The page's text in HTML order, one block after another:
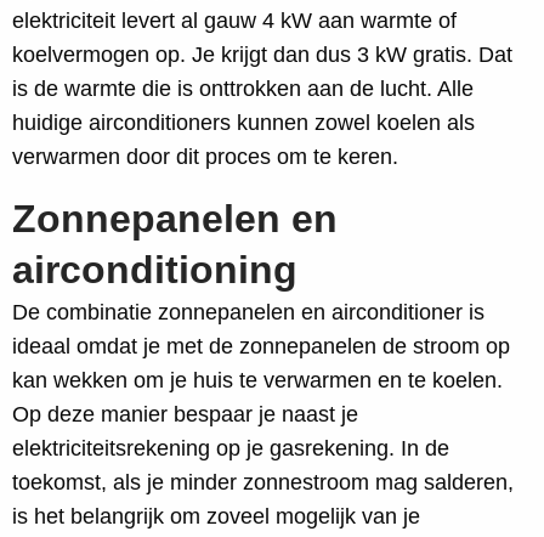
elektriciteit levert al gauw 4 kW aan warmte of
koelvermogen op. Je krijgt dan dus 3 kW gratis. Dat
is de warmte die is onttrokken aan de lucht. Alle
huidige airconditioners kunnen zowel koelen als
verwarmen door dit proces om te keren.
Zonnepanelen en
airconditioning
De combinatie zonnepanelen en airconditioner is
ideaal omdat je met de zonnepanelen de stroom op
kan wekken om je huis te verwarmen en te koelen.
Op deze manier bespaar je naast je
elektriciteitsrekening op je gasrekening. In de
toekomst, als je minder zonnestroom mag salderen,
is het belangrijk om zoveel mogelijk van je